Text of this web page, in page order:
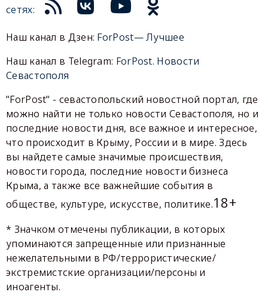
сетях:
Наш канал в Дзен: ForPost— Лучшее
Наш канал в Telegram: ForPost. Новости
Севастополя
"ForPost" - севастопольский новостной портал, где
можно найти не только новости Севастополя, но и
последние новости дня, все важное и интересное,
что происходит в Крыму, России и в мире. Здесь
вы найдете самые значимые происшествия,
новости города, последние новости бизнеса
Крыма, а также все важнейшие события в
обществе, культуре, искусстве, политике.18+
* Значком отмечены публикации, в которых
упоминаются запрещенные или признанные
нежелательными в РФ/террористические/
экстремистские организации/персоны и
иноагенты.